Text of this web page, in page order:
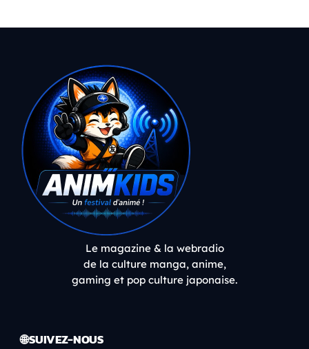
Le magazine & la webradio
de la culture manga, anime,
gaming et pop culture japonaise.
🌐 SUIVEZ-NOUS